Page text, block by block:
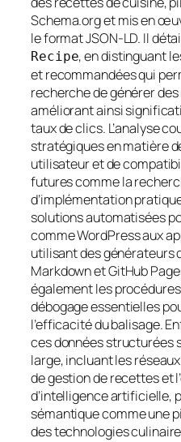
Schema.org et mis en
le format JSON-LD. Il
Recipe, en distinguant
et recommandées qui
recherche de générer
améliorant ainsi
taux de clics. L’analyse
stratégiques en matière
utilisateur et de
futures comme la
d’implémentation
solutions automatisées
comme WordPress aux
utilisant des générateurs
Markdown et GitHub
également les
débogage essentielles
l’efficacité du balisage.
ces données structurées
large, incluant les
de gestion de recettes et
d’intelligence artificielle,
sémantique comme une
des technologies